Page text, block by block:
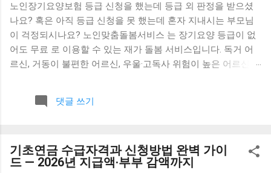
노인장기요양보험 등급 신청을 했는데 등급 외 판정을 받으셨
나요? 혹은 아직 등급 신청을 못 했는데 혼자 지내시는 부모님
이 걱정되시나요? 노인맞춤돌봄서비스 는 장기요양 등급이 없
어도 무료 로 이용할 수 있는 재가 돌봄 서비스입니다. 독거 어
르신, 거동이 불편한 어르신, 우울·고독사 위험이 높은 어르신을
1월 보건복지부가 기존 6개 노인돌봄사업을 통합해 만든 서비
스입니다. 전담 사회복지사와 생활지원사가 어르신 가정을 직
목 내용 시행 2020년 1월 (6개 노인돌봄사업 통합) 소관 보건복
지부 노인정책과 이용료 무료 서비스 기간 승인 다음날부터 1년
댓글 쓰기
기초연금 수급자격과 신청방법 완벽 가이
드 — 2026년 지급액·부부 감액까지